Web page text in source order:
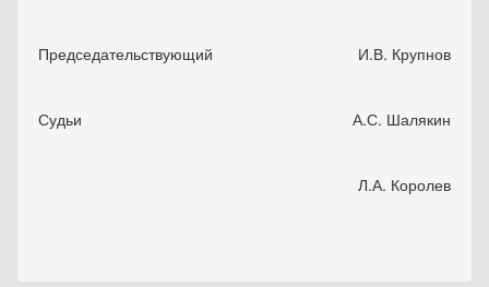
Председательствующий И.В. Крупнов
Судьи А.С. Шалякин
Л.А. Королев